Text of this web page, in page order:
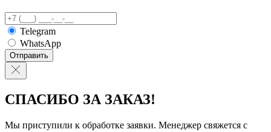
Telegram
WhatsApp
Отправить
СПАСИБО ЗА ЗАКАЗ!
Мы приступили к обработке заявки. Менеджер свяжется с